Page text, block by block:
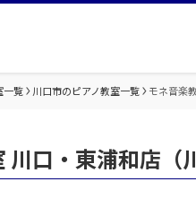
一覧 川口市のピアノ教室一覧 モネ音楽
口・東浦和店（